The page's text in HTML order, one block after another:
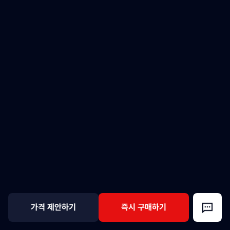
가격 제안하기 즉시 구매하기